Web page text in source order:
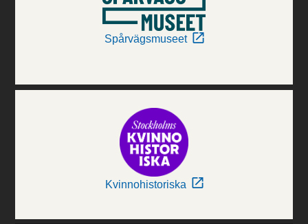
Spårvägsmuseet
Kvinnohistoriska